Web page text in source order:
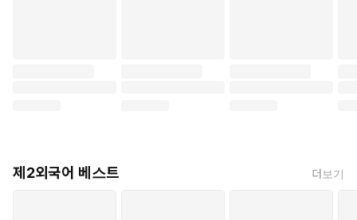
제2외국어 베스트 더보기